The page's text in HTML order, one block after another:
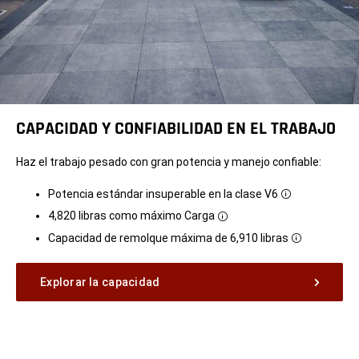
CAPACIDAD Y CONFIABILIDAD EN EL TRABAJO
Haz el trabajo pesado con gran potencia y manejo confiable:
Potencia estándar insuperable en la clase V6
Disclosure
4,820 libras como máximoCarga
Disclosure
Capacidad de remolque máximade 6,910 libras
Disclosure
Explorar la capacidad